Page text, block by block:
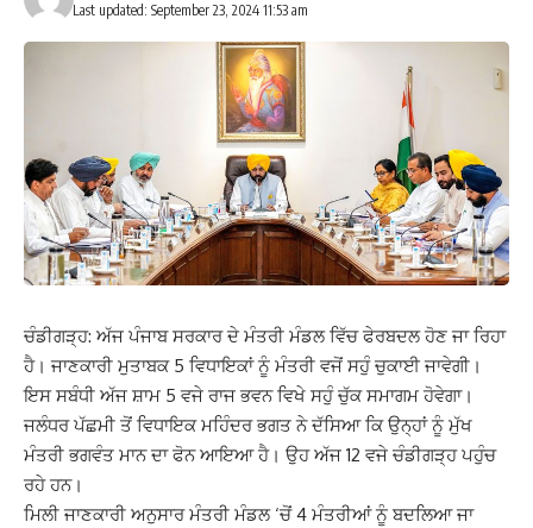
Last updated: September 23, 2024 11:53 am
ਚੰਡੀਗੜ੍ਹ: ਅੱਜ ਪੰਜਾਬ ਸਰਕਾਰ ਦੇ ਮੰਤਰੀ ਮੰਡਲ ਵਿੱਚ ਫੇਰਬਦਲ ਹੋਣ ਜਾ ਰਿਹਾ
ਹੈ। ਜਾਣਕਾਰੀ ਮੁਤਾਬਕ 5 ਵਿਧਾਇਕਾਂ ਨੂੰ ਮੰਤਰੀ ਵਜੋਂ ਸਹੁੰ ਚੁਕਾਈ ਜਾਵੇਗੀ।
ਇਸ ਸਬੰਧੀ ਅੱਜ ਸ਼ਾਮ 5 ਵਜੇ ਰਾਜ ਭਵਨ ਵਿਖੇ ਸਹੁੰ ਚੁੱਕ ਸਮਾਗਮ ਹੋਵੇਗਾ।
ਜਲੰਧਰ ਪੱਛਮੀ ਤੋਂ ਵਿਧਾਇਕ ਮਹਿੰਦਰ ਭਗਤ ਨੇ ਦੱਸਿਆ ਕਿ ਉਨ੍ਹਾਂ ਨੂੰ ਮੁੱਖ
ਮੰਤਰੀ ਭਗਵੰਤ ਮਾਨ ਦਾ ਫੋਨ ਆਇਆ ਹੈ। ਉਹ ਅੱਜ 12 ਵਜੇ ਚੰਡੀਗੜ੍ਹ ਪਹੁੰਚ
ਰਹੇ ਹਨ।
ਮਿਲੀ ਜਾਣਕਾਰੀ ਅਨੁਸਾਰ ਮੰਤਰੀ ਮੰਡਲ ‘ਚੋਂ 4 ਮੰਤਰੀਆਂ ਨੂੰ ਬਦਲਿਆ ਜਾ